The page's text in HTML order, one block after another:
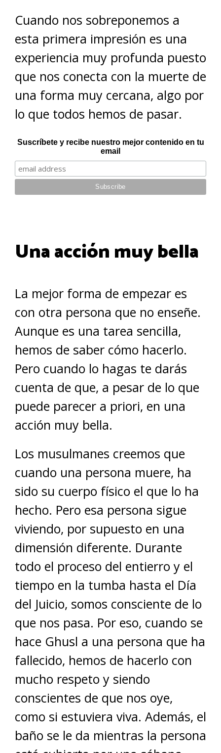
Cuando nos sobreponemos a
esta primera impresión es una
experiencia muy profunda puesto
que nos conecta con la muerte de
una forma muy cercana, algo por
lo que todos hemos de pasar.
Suscríbete y recibe nuestro mejor contenido en tu
email
Una acción muy bella
La mejor forma de empezar es
con otra persona que no enseñe.
Aunque es una tarea sencilla,
hemos de saber cómo hacerlo.
Pero cuando lo hagas te darás
cuenta de que, a pesar de lo que
puede parecer a priori, en una
acción muy bella.
Los musulmanes creemos que
cuando una persona muere, ha
sido su cuerpo físico el que lo ha
hecho. Pero esa persona sigue
viviendo, por supuesto en una
dimensión diferente. Durante
todo el proceso del entierro y el
tiempo en la tumba hasta el Día
del Juicio, somos consciente de lo
que nos pasa. Por eso, cuando se
hace Ghusl a una persona que ha
fallecido, hemos de hacerlo con
mucho respeto y siendo
conscientes de que nos oye,
como si estuviera viva. Además, el
baño se le da mientras la persona